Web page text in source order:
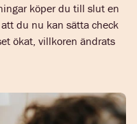
köper du till slut en
du nu kan sätta check
ökat, villkoren ändrats